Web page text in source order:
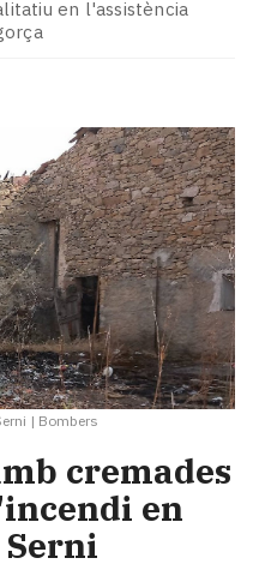
en l'assistència
| Bombers
cremades
en
Serni